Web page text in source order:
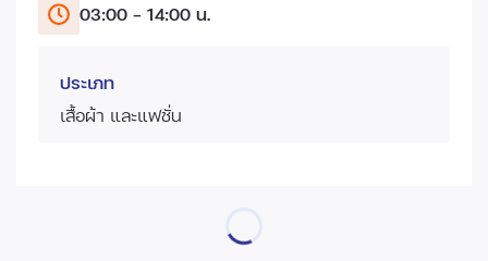
03:00 - 14:00 น.
ประเภท
เสื้อผ้า และแฟชั่น